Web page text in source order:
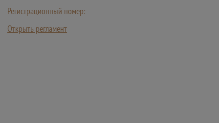
Регистрационный номер:
Открыть регламент